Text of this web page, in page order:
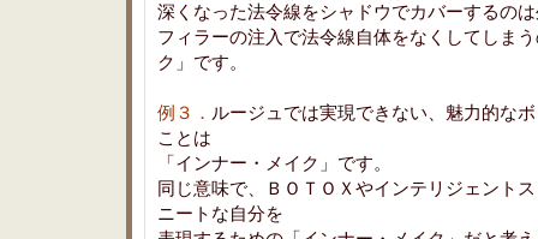
深くなった法令線をシャドウでカバーするの
フィラーの注入で法令線自体をなくしてしま
ク」です。
例３． ルージュでは実現できない、魅力的な
ことは
「インナー・メイク」です。
同じ意味で、ＢＯＴＯＸやインテリジェント
ニートな自分を